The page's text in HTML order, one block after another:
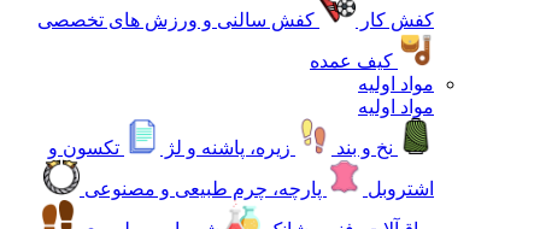
کفش کار
کفش سالنی و ورزش های تخصصی
کیف عمده
مواد اولیه
مواد اولیه
نخ و بند
زیره، پاشنه و لژ
تکسون و
اشتروبل
پارچه، چرم طبیعی و مصنوعی